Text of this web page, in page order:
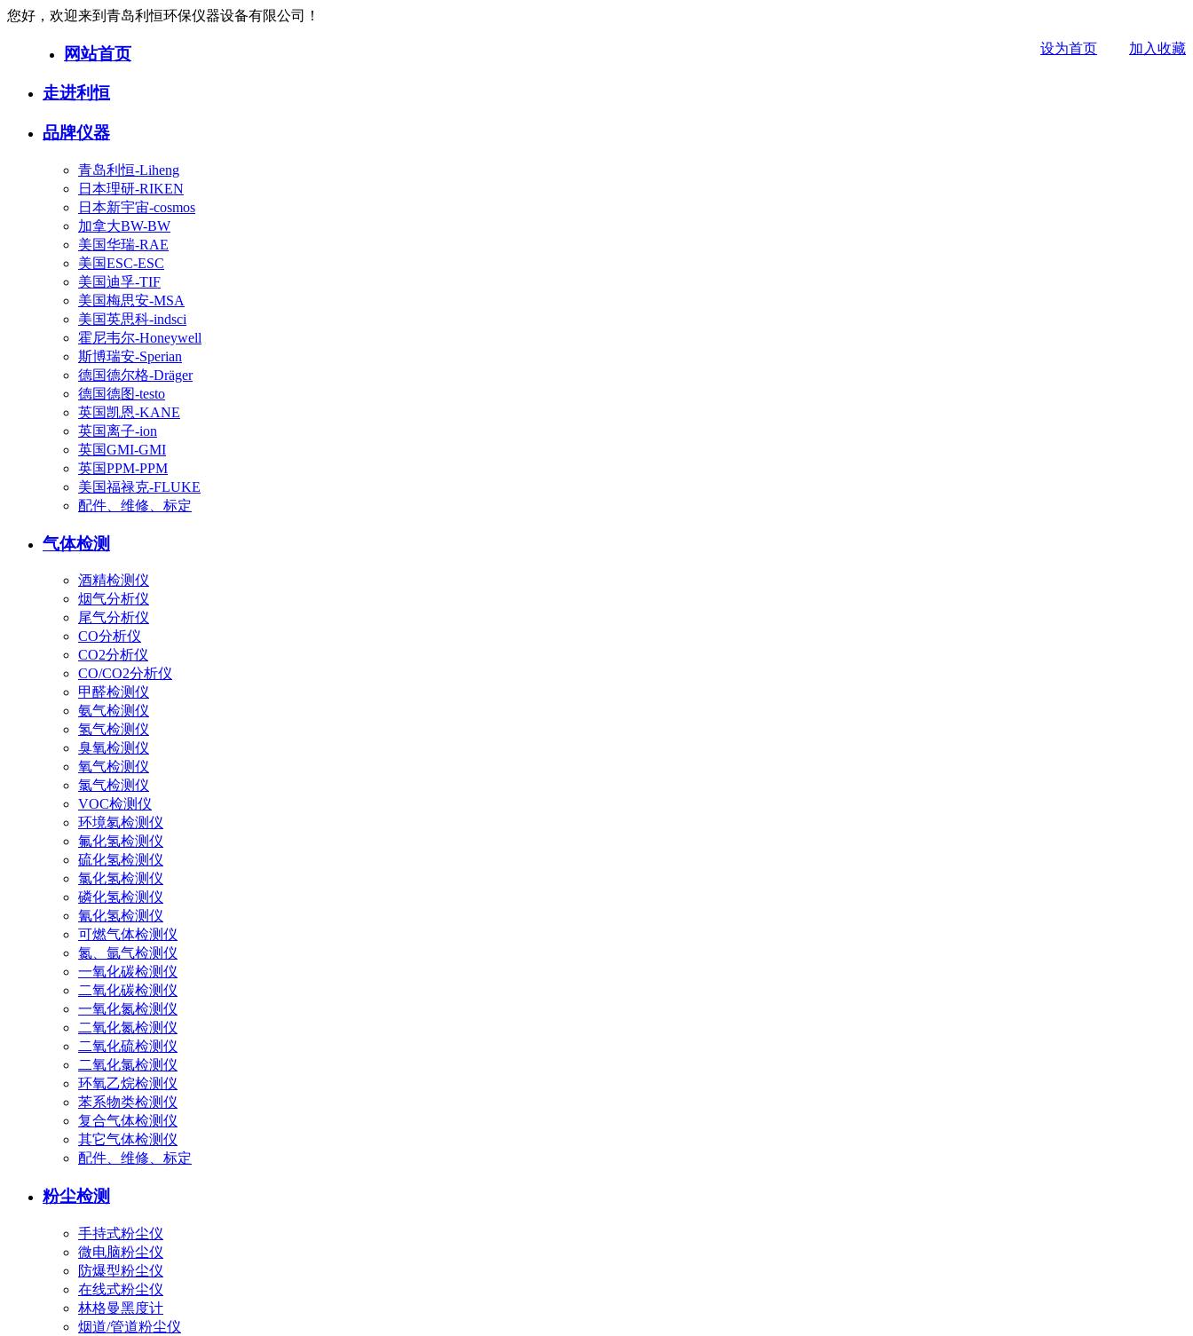
您好，欢迎来到青岛利恒环保仪器设备有限公司！
设为首页 加入收藏
网站首页
走进利恒
品牌仪器
青岛利恒-Liheng
日本理研-RIKEN
日本新宇宙-cosmos
加拿大BW-BW
美国华瑞-RAE
美国ESC-ESC
美国迪孚-TIF
美国梅思安-MSA
美国英思科-indsci
霍尼韦尔-Honeywell
斯博瑞安-Sperian
德国德尔格-Dräger
德国德图-testo
英国凯恩-KANE
英国离子-ion
英国GMI-GMI
英国PPM-PPM
美国福禄克-FLUKE
配件、维修、标定
气体检测
酒精检测仪
烟气分析仪
尾气分析仪
CO分析仪
CO2分析仪
CO/CO2分析仪
甲醛检测仪
氨气检测仪
氢气检测仪
臭氧检测仪
氧气检测仪
氯气检测仪
VOC检测仪
环境氡检测仪
氟化氢检测仪
硫化氢检测仪
氯化氢检测仪
磷化氢检测仪
氰化氢检测仪
可燃气体检测仪
氮、氩气检测仪
一氧化碳检测仪
二氧化碳检测仪
一氧化氮检测仪
二氧化氮检测仪
二氧化硫检测仪
二氧化氯检测仪
环氧乙烷检测仪
苯系物类检测仪
复合气体检测仪
其它气体检测仪
配件、维修、标定
粉尘检测
手持式粉尘仪
微电脑粉尘仪
防爆型粉尘仪
在线式粉尘仪
林格曼黑度计
烟道/管道粉尘仪